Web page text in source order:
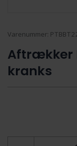
Varenummer:
Aftrækker
kranks